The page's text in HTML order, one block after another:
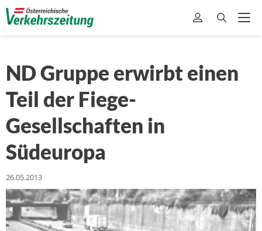
ND Gruppe erwirbt einen
Teil der Fiege-
Gesellschaften in
Südeuropa
26.05.2013